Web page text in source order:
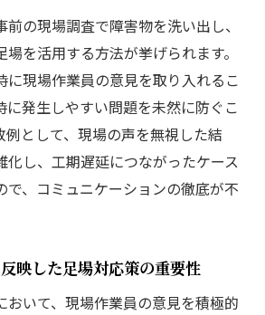
の現場調査で障害物を洗い出し、
を活用する方法が挙げられます。
に現場作業員の意見を取り入れるこ
に発生しやすい問題を未然に防ぐこ
例として、現場の声を無視した結
化し、工期遅延につながったケース
で、コミュニケーションの徹底が不
映した足場対応策の重要性
おいて、現場作業員の意見を積極的